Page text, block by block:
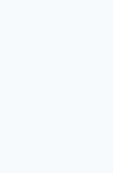
er kendt for